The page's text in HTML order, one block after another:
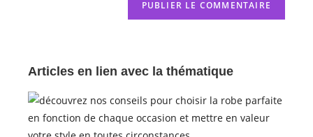
Articles en lien avec la thématique